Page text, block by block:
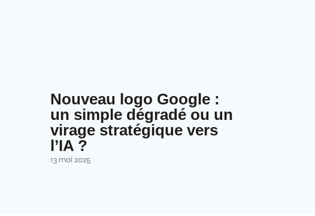
Nouveau logo Google :
un simple dégradé ou un
virage stratégique vers
l’IA ?
13 mai 2025